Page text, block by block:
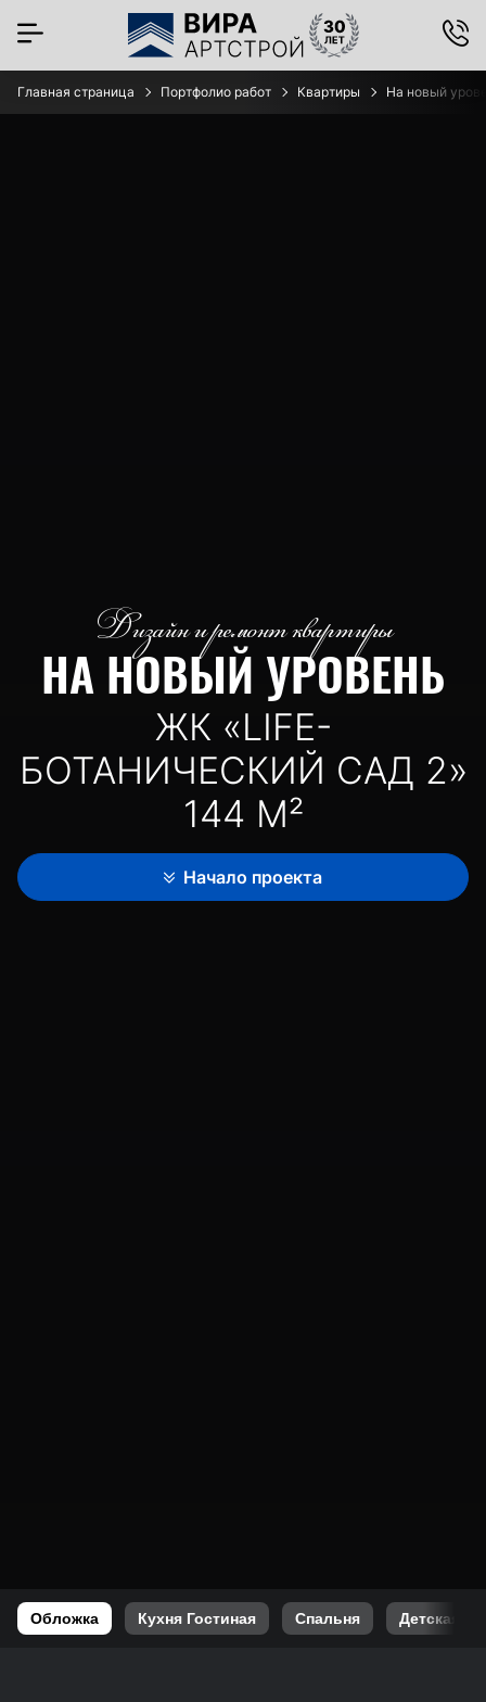
Главная страница Портфолио работ Квартиры На новый
Дизайн и ремонт квартиры
НА НОВЫЙ УРОВЕНЬ
ЖК «LIFE-
БОТАНИЧЕСКИЙ САД 2»
144 М²
Начало проекта
Обложка Кухня Гостиная Спальня Детская 1